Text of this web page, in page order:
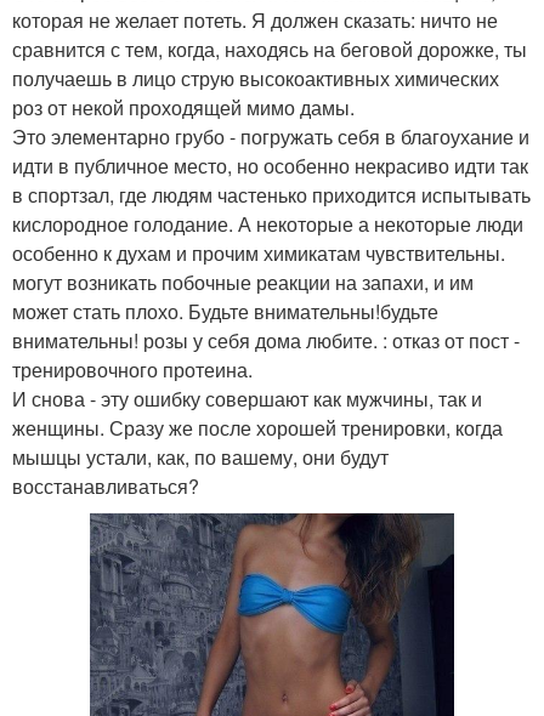
которая не желает потеть. Я должен сказать: ничто не
сравнится с тем, когда, находясь на беговой дорожке, ты
получаешь в лицо струю высокоактивных химических
роз от некой проходящей мимо дамы.
Это элементарно грубо - погружать себя в благоухание и
идти в публичное место, но особенно некрасиво идти так
в спортзал, где людям частенько приходится испытывать
кислородное голодание. А некоторые а некоторые люди
особенно к духам и прочим химикатам чувствительны.
могут возникать побочные реакции на запахи, и им
может стать плохо. Будьте внимательны!будьте
внимательны! розы у себя дома любите. : отказ от пост -
тренировочного протеина.
И снова - эту ошибку совершают как мужчины, так и
женщины. Сразу же после хорошей тренировки, когда
мышцы устали, как, по вашему, они будут
восстанавливаться?